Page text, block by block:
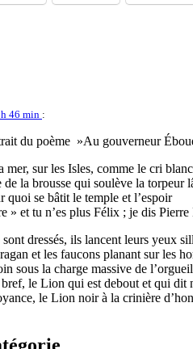
46 min :
du poème »Au gouverneur
mer, sur les Isles, comme le cri
la brousse qui soulève la torpeur
quoi se bâtit le temple et l’espoir
» et tu n’es plus Félix ; je dis Pierre
dressés, ils lancent leurs yeux
et les faucons planant sur les
sous la charge massive de
le Lion qui est debout et qui dit
le Lion noir à la crinière